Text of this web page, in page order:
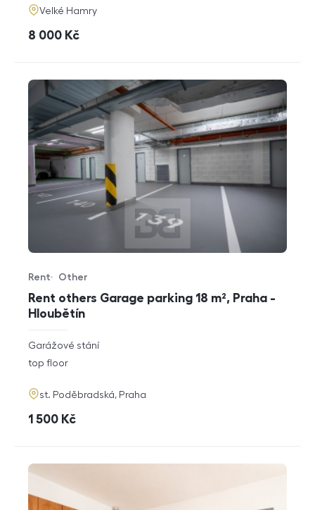
adresa
Velké Hamry
cena
8 000 Kč
Rent others Garage parking 18 m², Praha -
Hloubětín
Offer type
Rent
Property type
Other
rozměry
disposition
Garážové stání
funkce
top floor
adresa
st. Poděbradská, Praha
cena
1 500 Kč